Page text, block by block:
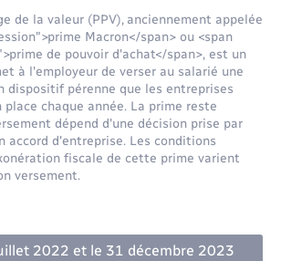
de la valeur (PPV), anciennement appelée
Macron</span> ou <span
de pouvoir d'achat</span>, est un
à l'employeur de verser au salarié une
dispositif pérenne que les entreprises
chaque année. La prime reste
dépend d'une décision prise par
accord d'entreprise. Les conditions
fiscale de cette prime varient
versement.
2022 et le 31 décembre 2023